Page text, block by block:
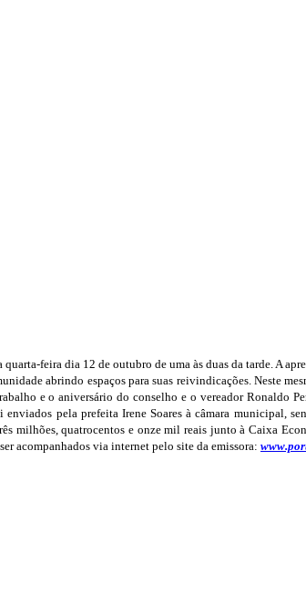
feira dia 12 de outubro de uma às duas da tarde. A
abrindo espaços para suas reivindicações. Neste
e o aniversário do conselho e o vereador Ronaldo
pela prefeita Irene Soares à câmara municipal,
quatrocentos e onze mil reais junto à Caixa
acompanhados via internet pelo site da emissora: